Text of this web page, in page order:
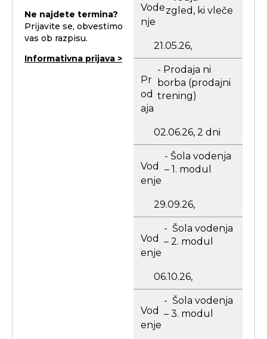
Ne najdete termina?
Prijavite se, obvestimo
vas ob razpisu.
Informativna prijava >
Vode
nje
zgled, ki vleče
21.05.26,
Pr
od
aja
- Prodaja ni
borba (prodajni
trening)
02.06.26, 2 dni
Vod
enje
- Šola vodenja
– 1. modul
29.09.26,
Vod
enje
- Šola vodenja
– 2. modul
06.10.26,
Vod
enje
- Šola vodenja
– 3. modul